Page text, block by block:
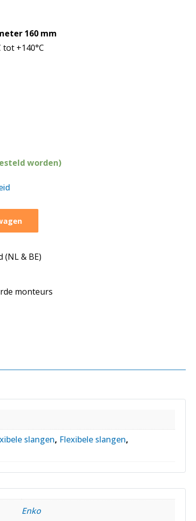
160 mm
tot +140°C
worden)
& BE)
monteurs
slangen, Flexibele slangen,
Enko